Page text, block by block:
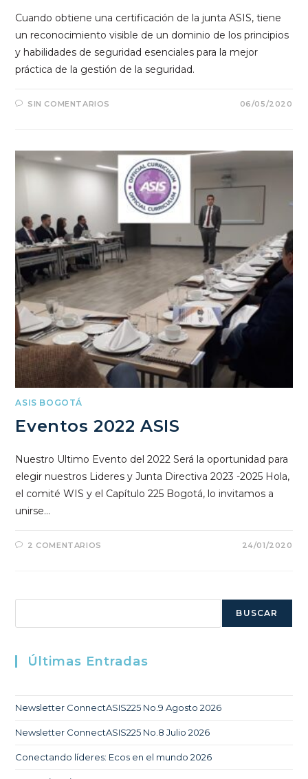
Cuando obtiene una certificación de la junta ASIS, tiene
un reconocimiento visible de un dominio de los principios
y habilidades de seguridad esenciales para la mejor
práctica de la gestión de la seguridad.
SIN COMENTARIOS 06/05/2020
ASIS BOGOTÁ
Eventos 2022 ASIS
Nuestro Ultimo Evento del 2022 Será la oportunidad para
elegir nuestros Lideres y Junta Directiva 2023 -2025 Hola,
el comité WIS y el Capítulo 225 Bogotá, lo invitamos a
unirse…
2 COMENTARIOS 24/01/2020
BUSCAR
Últimas Entradas
Newsletter ConnectASIS225 No.9 Agosto 2026
Newsletter ConnectASIS225 No.8 Julio 2026
Conectando líderes: Ecos en el mundo 2026